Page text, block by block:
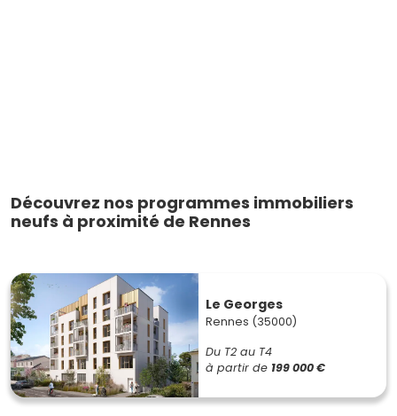
Découvrez nos programmes immobiliers
neufs à proximité de Rennes
Le Georges
Rennes (35000)
Du T2 au T4
à partir de 199 000 €